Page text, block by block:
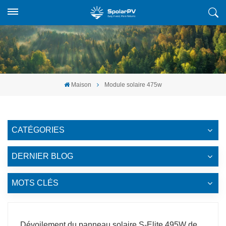
Maison Module solaire 475w
CATÉGORIES
DERNIER BLOG
MOTS CLÉS